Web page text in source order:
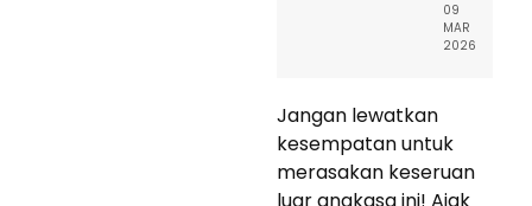
09
MAR
2026
Jangan lewatkan
kesempatan untuk
merasakan keseruan